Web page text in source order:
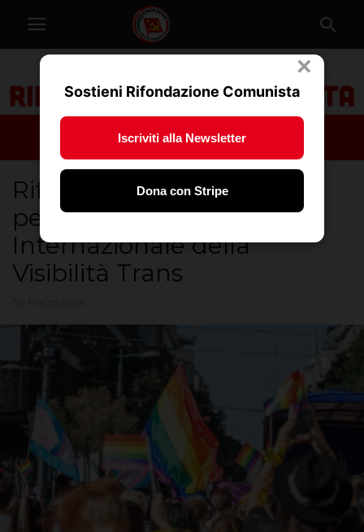
Rifondazione Comunista
per la Giornata
Internazionale della
Visibilità Trans
×
Sostieni Rifondazione Comunista
Iscriviti alla Newsletter
Dona con Stripe